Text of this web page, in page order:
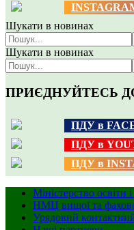
Шукати в новинах
Шукати в новинах
ПРИЄДНУЙТЕСЬ
ПДУ в
ПДУ в
ПДУ в
Міністерство освіти
НМЦ вищої та
Урядовий